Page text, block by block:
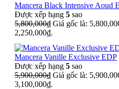
Mancera Black Intensive Aoud
Được xếp hạng 5 sao
5,800,000₫ Giá gốc là:
2,250,000₫.
Mancera Vanille Exclusive EDP
Được xếp hạng 5 sao
5,900,000₫ Giá gốc là:
3,100,000₫.